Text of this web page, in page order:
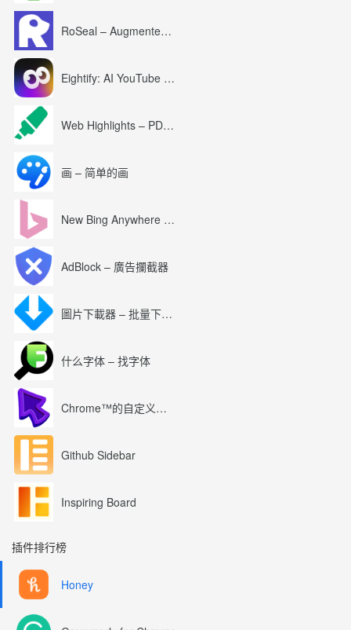
RoSeal – Augmented Roblox Experience
Eightify: AI YouTube Summary with ChatGPT
Web Highlights – PDF & Web Highlighter
画 – 简单的画
New Bing Anywhere (Bing Chat GPT-4)
AdBlock – 廣告攔截器
圖片下載器 – 批量下載圖片
什么字体 – 找字体
Chrome™的自定义光标
Github Sidebar
Inspiring Board
插件排行榜
Honey